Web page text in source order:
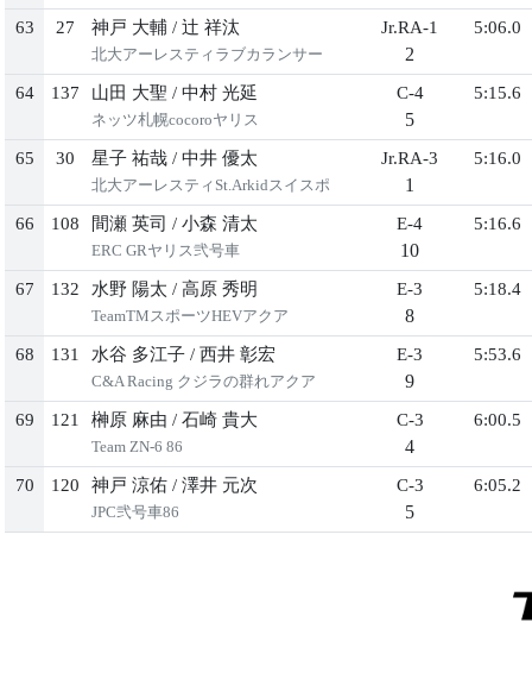
63 27 神戸 大輔 / 辻 祥汰
北大アーレスティラブカランサー
Jr.RA-1
2
5:06.0
64 137 山田 大聖 / 中村 光延
ネッツ札幌cocoroヤリス
C-4
5
5:15.6
65 30 星子 祐哉 / 中井 優太
北大アーレスティSt.Arkidスイスポ
Jr.RA-3
1
5:16.0
66 108 間瀬 英司 / 小森 清太
ERC GRヤリス弐号車
E-4
10
5:16.6
67 132 水野 陽太 / 高原 秀明
TeamTMスポーツHEVアクア
E-3
8
5:18.4
68 131 水谷 多江子 / 西井 彰宏
C&A Racing クジラの群れアクア
E-3
9
5:53.6
69 121 榊原 麻由 / 石崎 貴大
Team ZN-6 86
C-3
4
6:00.5
70 120 神戸 涼佑 / 澤井 元次
JPC弐号車86
C-3
5
6:05.2